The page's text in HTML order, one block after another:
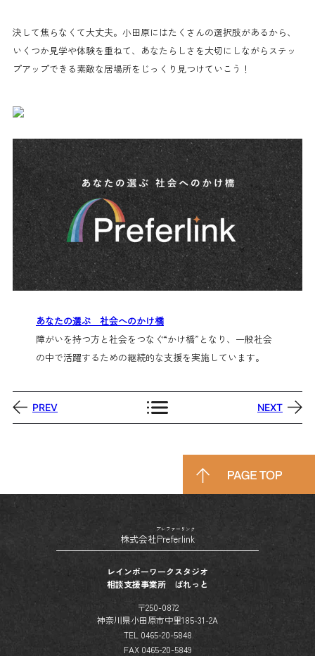
決して焦らなくて大丈夫。小田原にはたくさんの選択肢があるから、
いくつか見学や体験を重ねて、あなたらしさを大切にしながらステッ
プアップできる素敵な居場所をじっくり見つけていこう！
あなたの選ぶ 社会へのかけ橋
障がいを持つ方と社会をつなぐ“かけ橋”となり、一般社会
の中で活躍するための継続的な支援を実施しています。
PREV NEXT
株式会社Preferlink
プレファーリンク
レインボーワークスタジオ
相談支援事業所 ぱれっと
〒250-0872
神奈川県小田原市中里185-31-2A
TEL 0465-20-5848
FAX 0465-20-5849